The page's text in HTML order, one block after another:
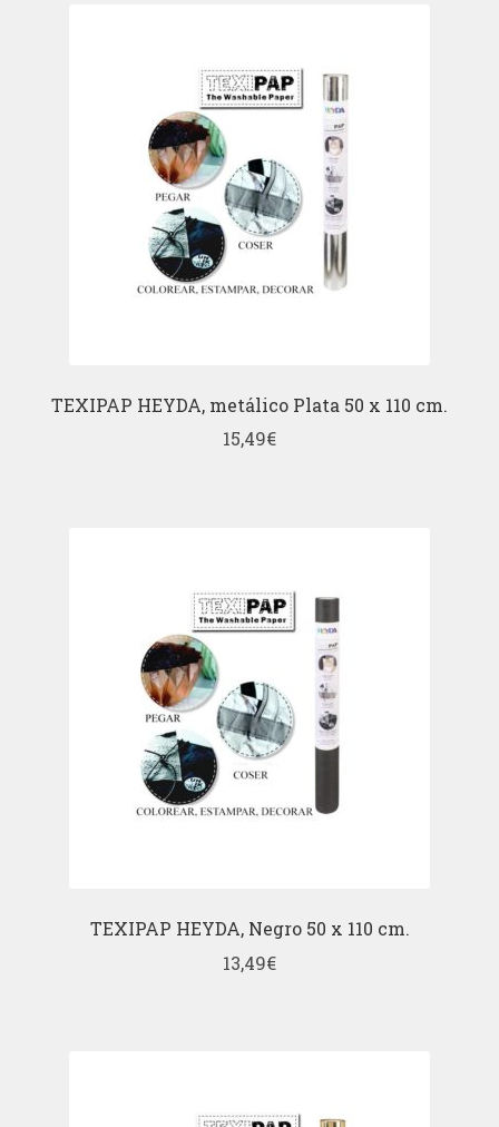
TEXIPAP HEYDA, metálico Plata 50 x 110 cm.
15,49€
TEXIPAP HEYDA, Negro 50 x 110 cm.
13,49€